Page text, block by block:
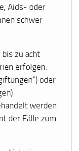
Aids- oder
schwer
bis zu acht
erfolgen.
oder
werden
der Fälle zum